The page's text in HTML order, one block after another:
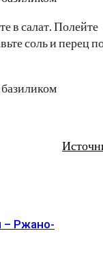
в салат. Полейте
соль и перец
– Ржано-